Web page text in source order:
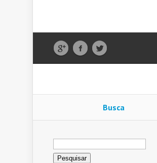
Busca
Pesquisar
por: